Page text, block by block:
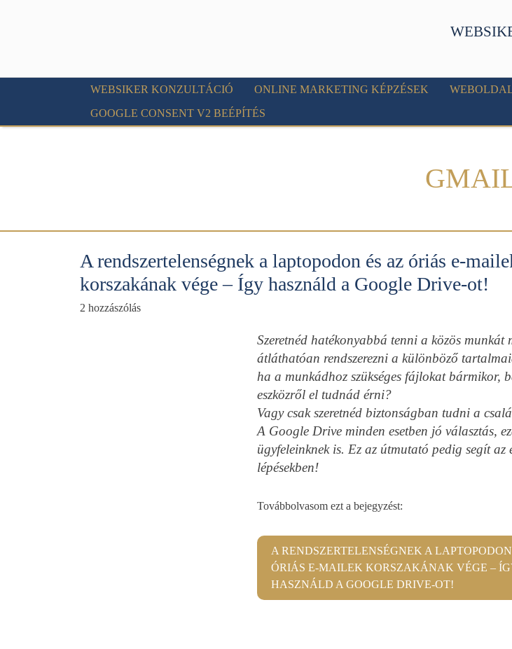
WEBSIKER KONZULTÁCIÓ ONLINE MARKETING KÉPZÉSEK
GOOGLE CONSENT V2 BEÉPÍTÉS
A rendszertelenségnek a laptopodon és az óriás e-
korszakának vége – Így használd a Google Drive-ot!
2 hozzászólás
Szeretnéd hatékonyabbá tenni a közös munkát
átláthatóan rendszerezni a különböző
ha a munkádhoz szükséges fájlokat bármikor,
eszközről el tudnád érni?
Vagy csak szeretnéd biztonságban tudni a
A Google Drive minden esetben jó választás,
ügyfeleinknek is. Ez az útmutató pedig segít az
lépésekben!
Továbbolvasom ezt a bejegyzést:
A RENDSZERTELENSÉGNEK A
ÓRIÁS E-MAILEK KORSZAKÁNAK VÉGE –
HASZNÁLD A GOOGLE DRIVE-OT!